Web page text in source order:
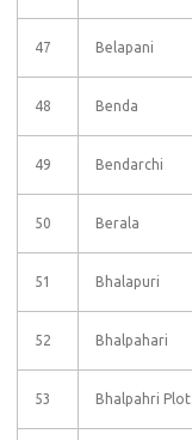
47 Belapani
48 Benda
49 Bendarchi
50 Berala
51 Bhalapuri
52 Bhalpahari
53 Bhalpahri Plot